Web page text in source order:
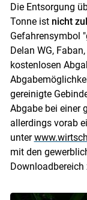
Die Entsorgung
Tonne ist nicht
Gefahrensymbol
Delan WG,
kostenlosen
gereinigte
Abgabe bei einer
allerdings vorab
unter
mit den
Downloadbereich